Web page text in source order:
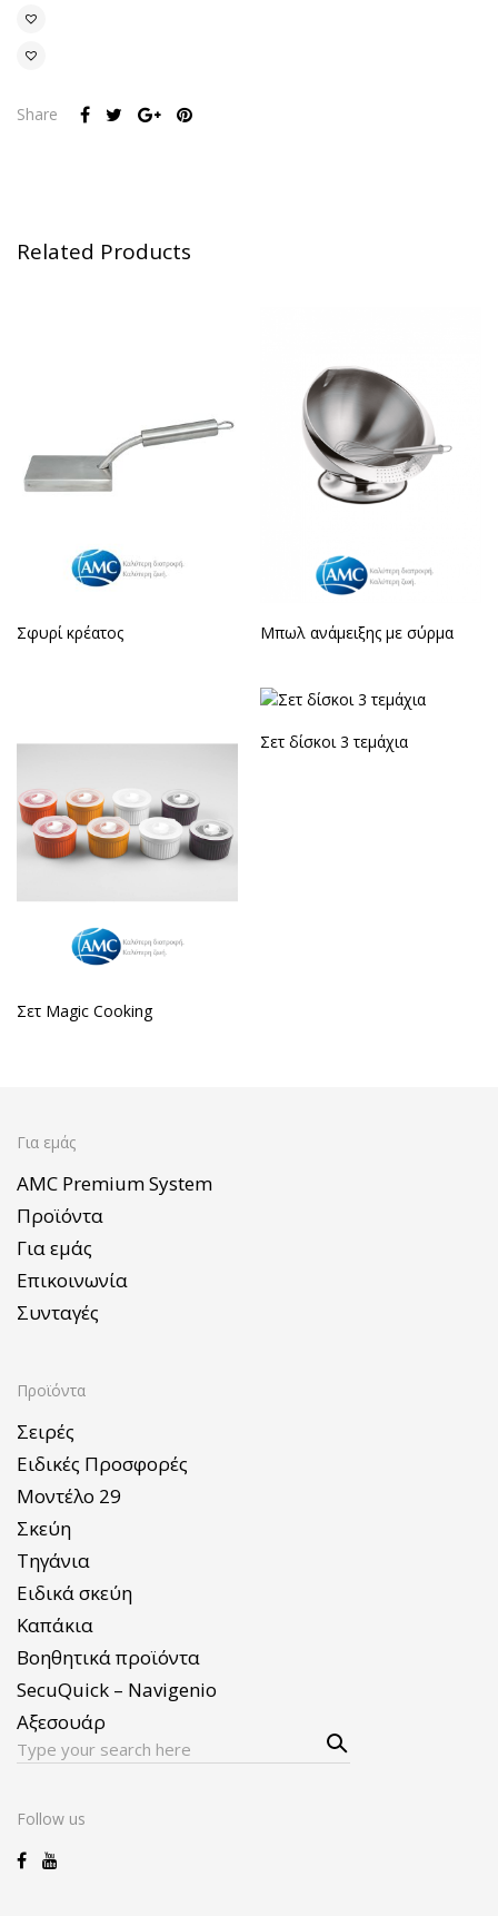
Share
Related Products
Σφυρί κρέατος Μπωλ ανάμειξης με σύρμα
Σετ Magic Cooking
Σετ δίσκοι 3 τεμάχια
Για εμάς
AMC Premium System
Προϊόντα
Για εμάς
Επικοινωνία
Συνταγές
Προϊόντα
Σειρές
Ειδικές Προσφορές
Μοντέλο 29
Σκεύη
Τηγάνια
Ειδικά σκεύη
Καπάκια
Βοηθητικά προϊόντα
SecuQuick – Navigenio
Αξεσουάρ
Search
Sear
ch
Follow us